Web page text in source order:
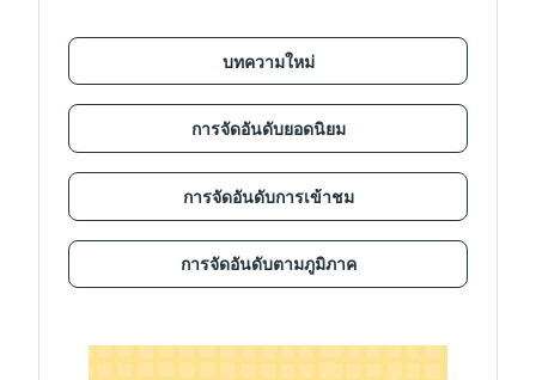
บทความใหม่
การจัดอันดับยอดนิยม
การจัดอันดับการเข้าชม
การจัดอันดับตามภูมิภาค